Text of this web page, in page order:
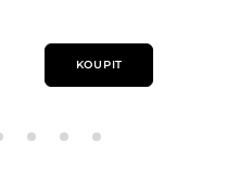
KOUPIT